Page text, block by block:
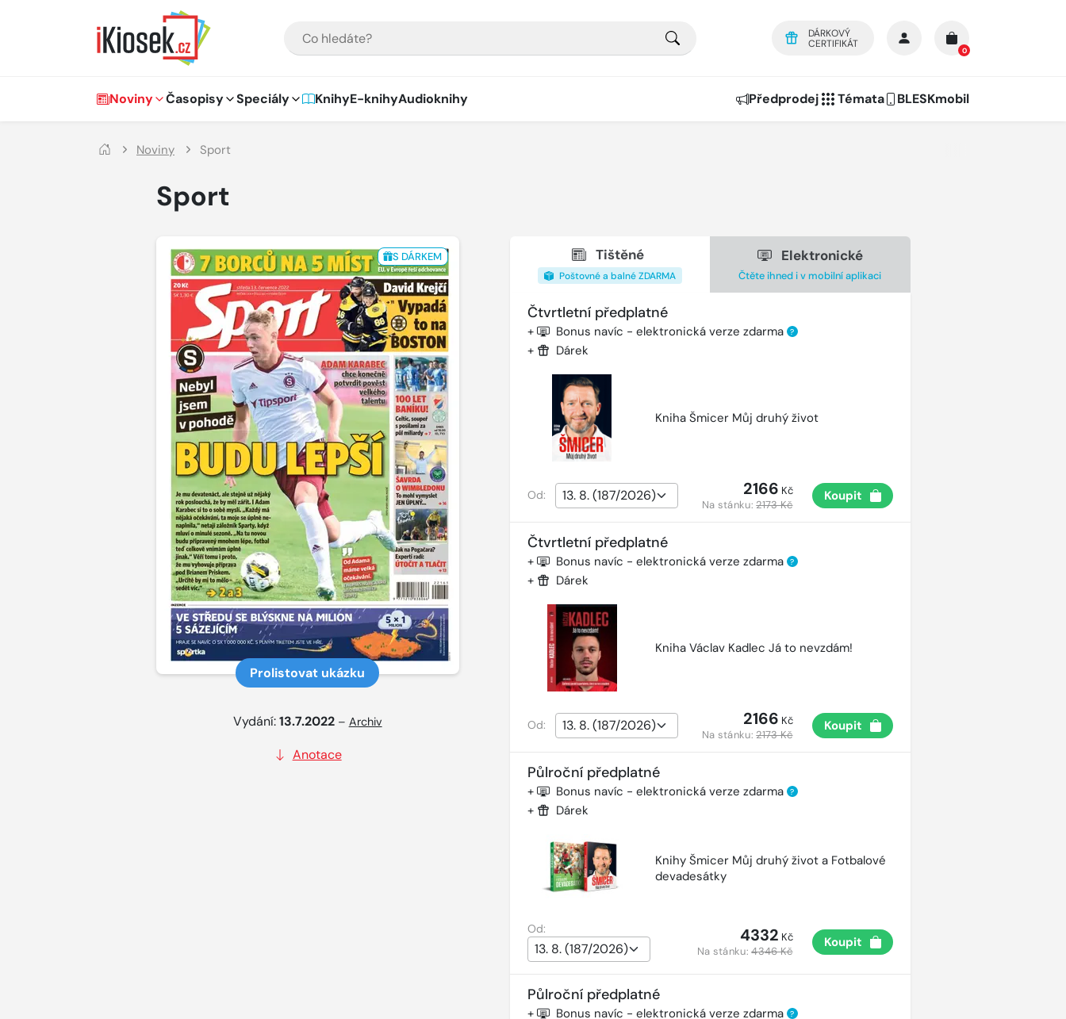
DÁRKOVÝ
CERTIFIKÁT
0
Hlavní navigace
Noviny Časopisy Speciály KnihyE-knihyAudioknihy Předprodej Témata BLESKmobil
Noviny Sport
Sport
S DÁRKEM
Prolistovat ukázku
Vydání:13.7.2022 – Archiv
Anotace
Tištěné
Poštovné a balné ZDARMA
Elektronické
Čtěte ihned i v mobilní aplikaci
Čtvrtletní předplatné
+ Bonus navíc - elektronická verze zdarma ?
+ Dárek
Kniha Šmicer Můj druhý život
Od: 2166 Kč
Na stánku:2173 Kč
Koupit
Čtvrtletní předplatné
+ Bonus navíc - elektronická verze zdarma ?
+ Dárek
Kniha Václav Kadlec Já to nevzdám!
Od: 2166 Kč
Na stánku:2173 Kč
Koupit
Půlroční předplatné
+ Bonus navíc - elektronická verze zdarma ?
+ Dárek
Knihy Šmicer Můj druhý život a Fotbalové
devadesátky
Od: 4332 Kč
Na stánku:4346 Kč
Koupit
Půlroční předplatné
+ Bonus navíc - elektronická verze zdarma ?